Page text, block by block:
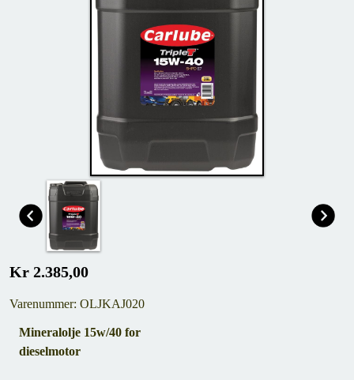
Kr 2.385,00
Varenummer: OLJKAJ020
Mineralolje 15w/40 for
dieselmotor